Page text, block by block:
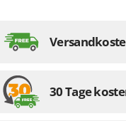
30 Tage